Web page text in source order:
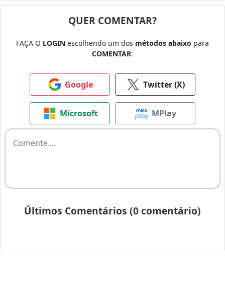
QUER COMENTAR?
FAÇA O LOGIN escolhendo um dos métodos abaixo para
COMENTAR:
Google Twitter (X)
Microsoft MPlay
Últimos Comentários (0 comentário)